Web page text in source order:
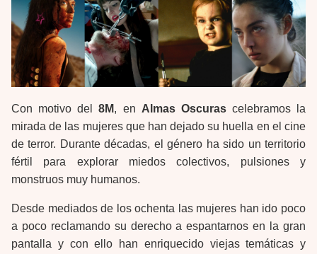
Con motivo del 8M, en Almas Oscurascelebramos la
mirada de las mujeres que han dejado su huella en el cine
de terror. Durante décadas, el género ha sido un territorio
fértil para explorar miedos colectivos, pulsiones y
monstruos muy humanos.
Desde mediados de los ochenta las mujeres han ido poco
a poco reclamando su derecho a espantarnos en la gran
pantalla y con ello han enriquecido viejas temáticas y